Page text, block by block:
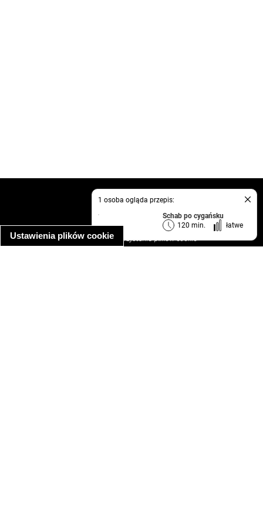
Ustawienia plików cookie
1 osoba ogląda przepis:
Schab po cygańsku
120 min.
łatwe
kontakt
informacja o prywatności
informacja o wykorzystaniu plików cookie